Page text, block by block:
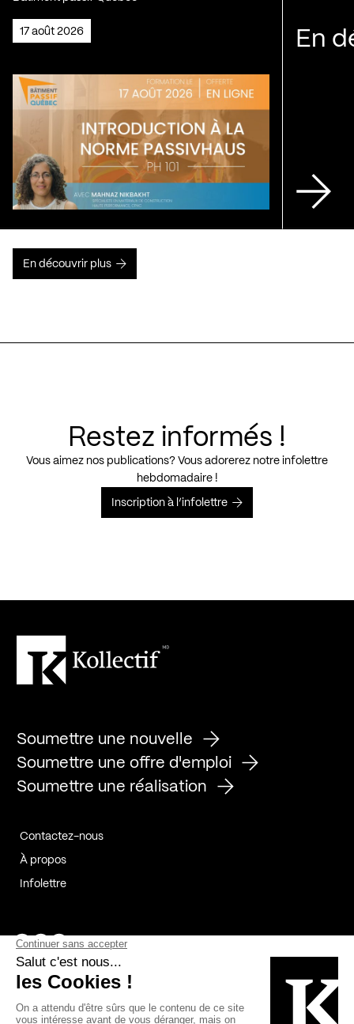
17 août 2026 En
En découvrir plus
Restez informés !
Vous aimez nos publications? Vous adorerez notre infolettre
hebdomadaire !
Inscription à l’infolettre
Soumettre une nouvelle
Soumettre une offre d'emploi
Soumettre une réalisation
Contactez-nous
À propos
Infolettre
Page Facebook de Kollectif
Page Instagram de Kollectif
Page Linkedin de Kollectif